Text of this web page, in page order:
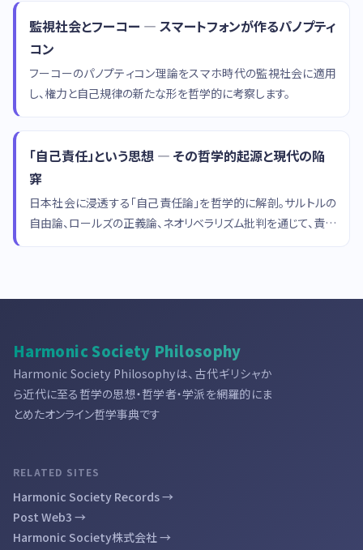
監視社会とフーコー — スマートフォンが作るパノプティ
コン
フーコーのパノプティコン理論をスマホ時代の監視社会に適用
し、権力と自己規律の新たな形を哲学的に考察します。
「自己責任」という思想 — その哲学的起源と現代の陥
穽
日本社会に浸透する「自己責任論」を哲学的に解剖。サルトルの
自由論、ロールズの正義論、ネオリベラリズム批判を通じて、責任
Harmonic Society Philosophy
Harmonic Society Philosophyは、古代ギリシャか
ら近代に至る哲学の思想・哲学者・学派を網羅的にま
とめたオンライン哲学事典です
RELATED SITES
Harmonic Society Records →
Post Web3 →
Harmonic Society株式会社 →